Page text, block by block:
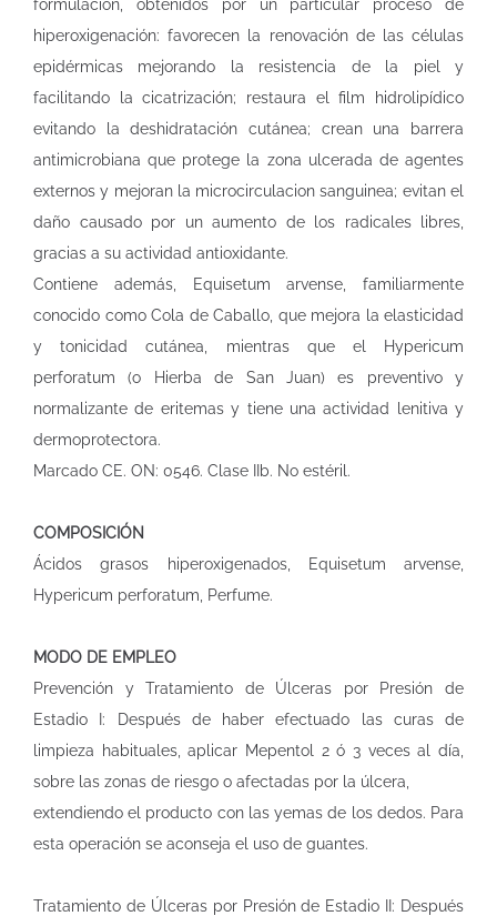
formulación, obtenidos por un particular proceso de
hiperoxigenación: favorecen la renovación de las células
epidérmicas mejorando la resistencia de la piel y
facilitando la cicatrización; restaura el film hidrolipídico
evitando la deshidratación cutánea; crean una barrera
antimicrobiana que protege la zona ulcerada de agentes
externos y mejoran la microcirculacion sanguinea; evitan el
daño causado por un aumento de los radicales libres,
gracias a su actividad antioxidante.
Contiene además, Equisetum arvense, familiarmente
conocido como Cola de Caballo, que mejora la elasticidad
y tonicidad cutánea, mientras que el Hypericum
perforatum (o Hierba de San Juan) es preventivo y
normalizante de eritemas y tiene una actividad lenitiva y
dermoprotectora.
Marcado CE. ON: 0546. Clase IIb. No estéril.
COMPOSICIÓN
Ácidos grasos hiperoxigenados, Equisetum arvense,
Hypericum perforatum, Perfume.
MODO DE EMPLEO
Prevención y Tratamiento de Úlceras por Presión de
Estadio I: Después de haber efectuado las curas de
limpieza habituales, aplicar Mepentol 2 ó 3 veces al día,
sobre las zonas de riesgo o afectadas por la úlcera,
extendiendo el producto con las yemas de los dedos. Para
esta operación se aconseja el uso de guantes.
Tratamiento de Úlceras por Presión de Estadio II: Después